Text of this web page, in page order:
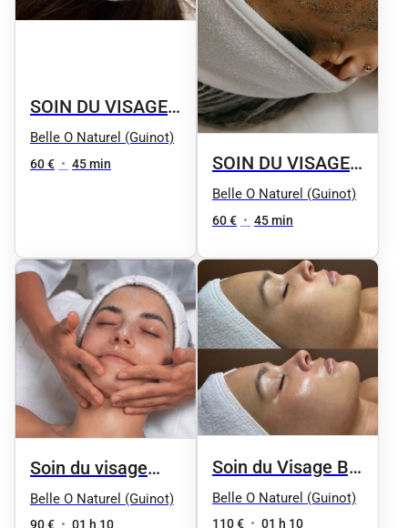
SOIN DU VISAGE
// Eclat express :
Gommage et
peau
Belle O Naturel (Guinot)
60 € • 45 min
SOIN DU VISAGE
Eclat express :
Gommage et
la nature de la
peau
Belle O Naturel (Guinot)
60 € • 45 min
Soin du visage
"Aqua Phyt's" by
Belle O Naturel (Guinot)
90 € • 01 h 10
Soin du Visage By
Phyt's
Belle O Naturel (Guinot)
110 € • 01 h 10